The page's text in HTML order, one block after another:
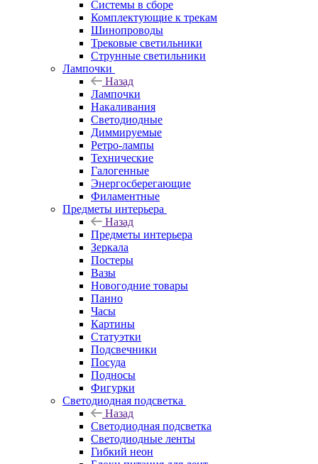
Системы в сборе
Комплектующие к трекам
Шинопроводы
Трековые светильники
Струнные светильники
Лампочки
Назад
Лампочки
Накаливания
Светодиодные
Диммируемые
Ретро-лампы
Технические
Галогенные
Энергосберегающие
Филаментные
Предметы интерьера
Назад
Предметы интерьера
Зеркала
Постеры
Вазы
Новогодние товары
Панно
Часы
Картины
Статуэтки
Подсвечники
Посуда
Подносы
Фигурки
Светодиодная подсветка
Назад
Светодиодная подсветка
Светодиодные ленты
Гибкий неон